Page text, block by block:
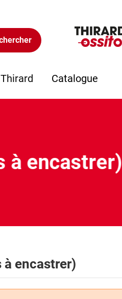
Catalogue
à encastrer)
à encastrer)